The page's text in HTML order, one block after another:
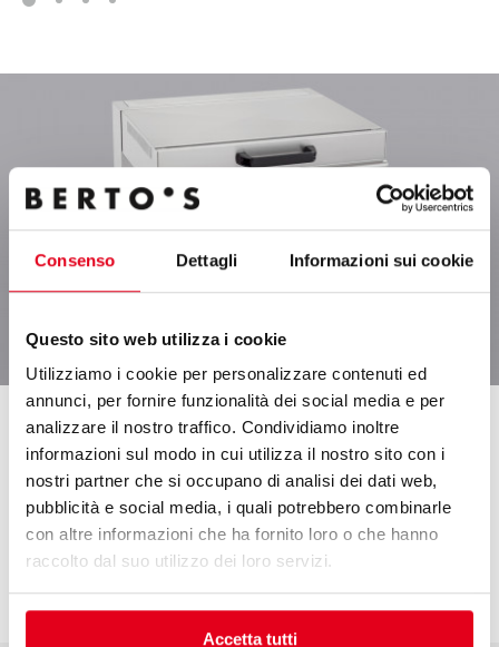
Consenso Dettagli Informazioni sui cookie
Questo sito web utilizza i cookie
Utilizziamo i cookie per personalizzare contenuti ed
annunci, per fornire funzionalità dei social media e per
analizzare il nostro traffico. Condividiamo inoltre
informazioni sul modo in cui utilizza il nostro sito con i
nostri partner che si occupano di analisi dei dati web,
pubblicità e social media, i quali potrebbero combinarle
con altre informazioni che ha fornito loro o che hanno
raccolto dal suo utilizzo dei loro servizi.
Accetta tutti
ГРИЛЬ САЛАМАНДРА
ГРИЛЬ САЛАМАНДРА PLUS
Повышенная производительность обеспечивается
специальными ТЭНами. Удобные стальные решетки
позволяют легко ставить и доставать продукты.